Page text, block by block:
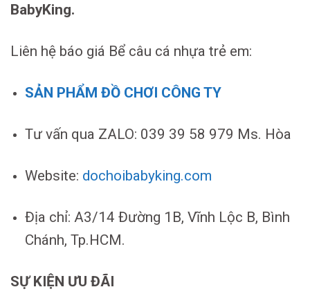
BabyKing.
Liên hệ báo giá Bể câu cá nhựa trẻ em:
SẢN PHẨM ĐỒ CHƠI CÔNG TY
Tư vấn qua ZALO: 039 39 58 979 Ms. Hòa
Website: dochoibabyking.com
Địa chỉ: A3/14 Đường 1B, Vĩnh Lộc B, Bình
Chánh, Tp.HCM.
SỰ KIỆN ƯU ĐÃI